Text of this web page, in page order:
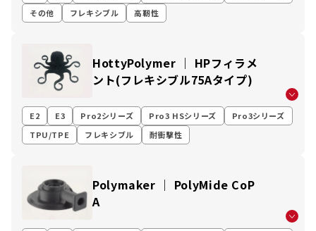
その他
フレキシブル 高靭性
HottyPolymer ｜ HPフィラメ
ント(フレキシブル75Aタイプ)
E2 E3 Pro2シリーズ Pro3 HSシリーズ
Pro3シリーズ
TPU/TPE
フレキシブル 耐衝撃性
Polymaker ｜ PolyMide CoP
A